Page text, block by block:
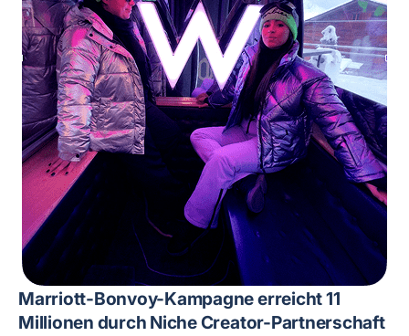
Marriott-Bonvoy-Kampagne erreicht 11
Millionen durch Niche Creator-Partnerschaft